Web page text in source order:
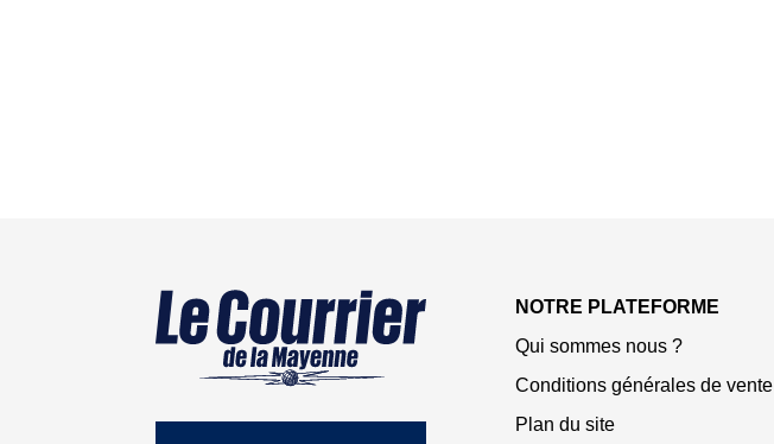
NOTRE PLATEFORME
Qui sommes nous ?
Conditions générales de vente
Plan du site